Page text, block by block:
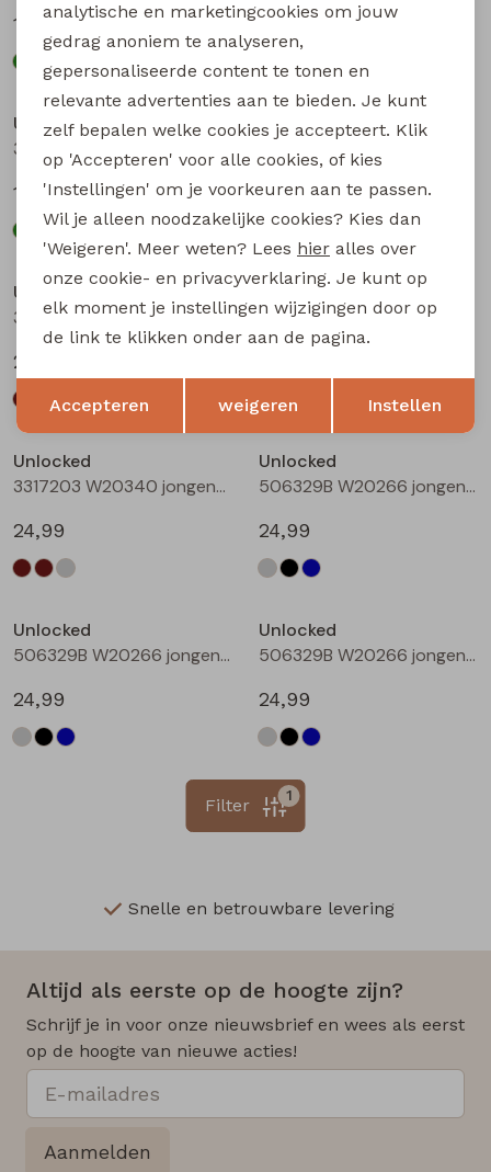
17,99
17,99
Unlocked
17,99
Unlocked
17,99
Unlocked
3317203 W20340 jongens lange broek Bruin donker
24,99
Unlocked
Unlocked
3317203 W20340 jongens lange broek Antra
24,99
Unlocked
506329B W20266 jongens lange broek Denim grey
24,99
Unlocked
506329B W20266 jongens lange broek Denim black
24,99
Unlocked
506329B W20266 jongens lange broek Denim darkwashed
24,99
1
Filter
Snelle en betrouwbare levering
Altijd als eerste op de hoogte zijn?
Schrijf je in voor onze nieuwsbrief en wees als eerst
op de hoogte van nieuwe acties!
Aanmelden
Terug Opslaan
analytische en marketingcookies om jouw
gedrag anoniem te analyseren,
gepersonaliseerde content te tonen en
relevante advertenties aan te bieden. Je kunt
zelf bepalen welke cookies je accepteert. Klik
op 'Accepteren' voor alle cookies, of kies
'Instellingen' om je voorkeuren aan te passen.
Wil je alleen noodzakelijke cookies? Kies dan
'Weigeren'. Meer weten? Lees hier alles over
onze cookie- en privacyverklaring. Je kunt op
elk moment je instellingen wijzigingen door op
de link te klikken onder aan de pagina.
Accepteren weigeren Instellen